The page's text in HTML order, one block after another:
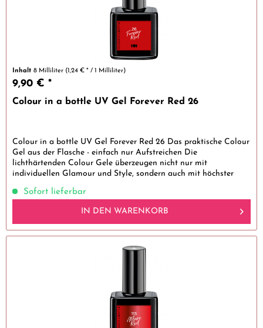
Inhalt8 Milliliter (1,24 € * / 1 Milliliter)
9,90 € *
Colour in a bottle UV Gel Forever Red 26
Colour in a bottle UV Gel Forever Red 26 Das praktische Colour
Gel aus der Flasche - einfach nur Aufstreichen Die
lichthärtenden Colour Gele überzeugen nicht nur mit
individuellen Glamour und Style, sondern auch mit höchster
Sofort lieferbar
IN DEN WARENKORB